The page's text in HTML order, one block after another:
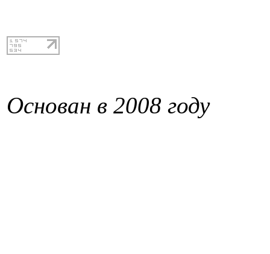
Основан в 2008 году